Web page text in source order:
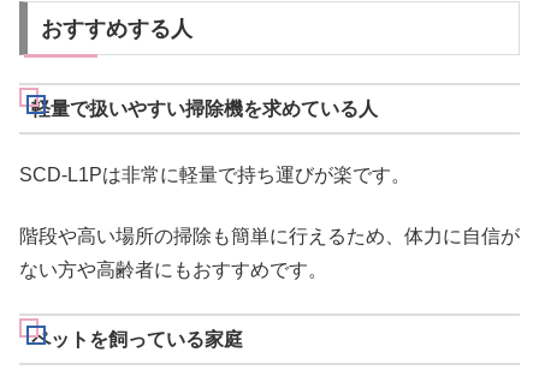
おすすめする人
軽量で扱いやすい掃除機を求めている人
SCD-L1Pは非常に軽量で持ち運びが楽です。
階段や高い場所の掃除も簡単に行えるため、体力に自信が
ない方や高齢者にもおすすめです。
ペットを飼っている家庭